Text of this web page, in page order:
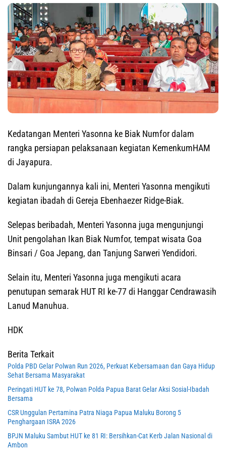
Kedatangan Menteri Yasonna ke Biak Numfor dalam
rangka persiapan pelaksanaan kegiatan KemenkumHAM
di Jayapura.
Dalam kunjungannya kali ini, Menteri Yasonna mengikuti
kegiatan ibadah di Gereja Ebenhaezer Ridge-Biak.
Selepas beribadah, Menteri Yasonna juga mengunjungi
Unit pengolahan Ikan Biak Numfor, tempat wisata Goa
Binsari / Goa Jepang, dan Tanjung Sarweri Yendidori.
Selain itu, Menteri Yasonna juga mengikuti acara
penutupan semarak HUT RI ke-77 di Hanggar Cendrawasih
Lanud Manuhua.
HDK
Berita Terkait
Polda PBD Gelar Polwan Run 2026, Perkuat Kebersamaan dan Gaya Hidup
Sehat Bersama Masyarakat
Peringati HUT ke 78, Polwan Polda Papua Barat Gelar Aksi Sosial-Ibadah
Bersama
CSR Unggulan Pertamina Patra Niaga Papua Maluku Borong 5
Penghargaan ISRA 2026
BPJN Maluku Sambut HUT ke 81 RI: Bersihkan-Cat Kerb Jalan Nasional di
Ambon